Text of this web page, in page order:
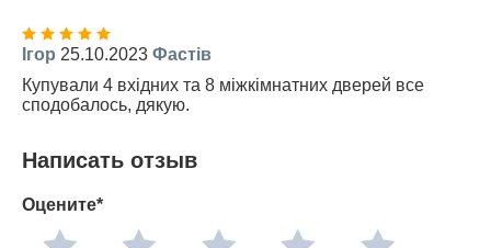
Ігор 25.10.2023 Фастів
Купували 4 вхідних та 8 міжкімнатних дверей все
сподобалось, дякую.
Написать отзыв
Оцените*